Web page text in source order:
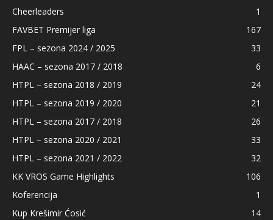
Cheerleaders
1
FAVBET Premijer liga
167
FPL – sezona 2024 / 2025
33
HAAC – sezona 2017 / 2018
6
HTPL – sezona 2018 / 2019
24
HTPL – sezona 2019 / 2020
21
HTPL – sezona 2017 / 2018
26
HTPL – sezona 2020 / 2021
33
HTPL – sezona 2021 / 2022
32
KK VROS Game Highlights
106
Koferencija
1
Kup Krešimir Ćosić
14